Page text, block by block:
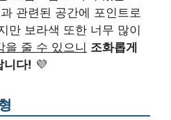
관련된 공간에 포인트로
만 보라색 또한 너무 많이
을 줄 수 있으니 조화롭게
니다! 💜